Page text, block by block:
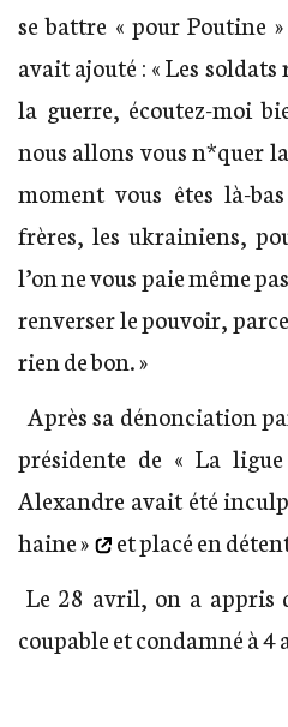
se battre « pour Poutine
avait ajouté : « Les
la guerre, écoutez-moi
nous allons vous n*quer
moment vous êtes là-
frères, les ukrainiens,
l’on ne vous paie même
renverser le pouvoir,
rien de bon. »
Après sa dénonciation
présidente de « La
Alexandre avait été
haine »
et placé en
Le 28 avril, on a appris
coupable et condamné à 4